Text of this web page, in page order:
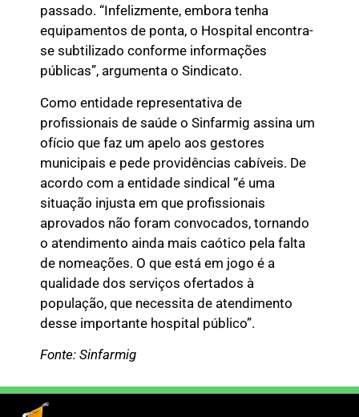
passado. “Infelizmente, embora tenha
equipamentos de ponta, o Hospital encontra-
se subtilizado conforme informações
públicas”, argumenta o Sindicato.
Como entidade representativa de
profissionais de saúde o Sinfarmig assina um
ofício que faz um apelo aos gestores
municipais e pede providências cabíveis. De
acordo com a entidade sindical “é uma
situação injusta em que profissionais
aprovados não foram convocados, tornando
o atendimento ainda mais caótico pela falta
de nomeações. O que está em jogo é a
qualidade dos serviços ofertados à
população, que necessita de atendimento
desse importante hospital público”.
Fonte: Sinfarmig